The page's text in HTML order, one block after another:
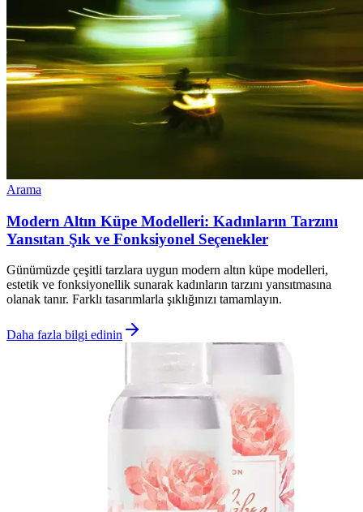
Arama
Modern Altın Küpe Modelleri: Kadınların Tarzını
Yansıtan Şık ve Fonksiyonel Seçenekler
Günümüzde çeşitli tarzlara uygun modern altın küpe modelleri,
estetik ve fonksiyonellik sunarak kadınların tarzını yansıtmasına
olanak tanır. Farklı tasarımlarla şıklığınızı tamamlayın.
Daha fazla bilgi edinin